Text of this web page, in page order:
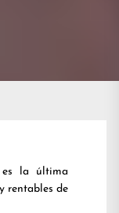
es la última
rentables de